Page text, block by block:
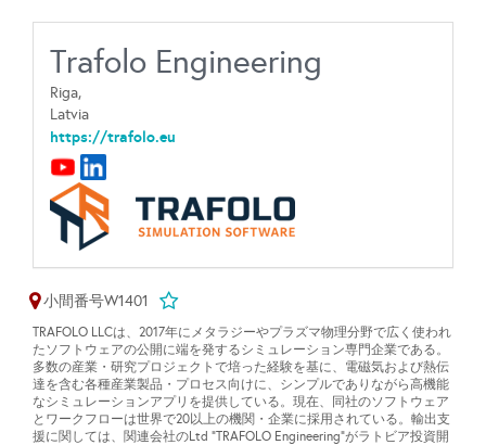
Trafolo Engineering
Riga,
Latvia
https://trafolo.eu
小間番号W1401
TRAFOLO LLCは、 2017年にメタラジーやプラズマ物理分野で広く使われ
たソフトウェアの公開に端を発するシミュレーション専門企業である。
多数の産業・研究プロジェクトで培った経験を基に、電磁気および熱伝
達を含む各種産業製品・プロセス向けに、シンプルでありながら高機能
なシミュレーションアプリを提供している。現在、同社のソフトウェア
とワークフローは世界で20以上の機関・企業に採用されている。輸出支
援に関しては、関連会社のLtd “TRAFOLO Engineering”がラトビア投資開